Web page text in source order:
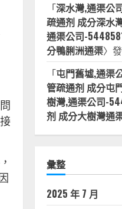
「深水灣,通渠公
疏通剂 成分深水
通渠公司-
分鴨脷洲通渠〉
「屯門舊墟,通渠
管疏通剂 成分屯
樹灣,通渠公司-
剂 成分大樹灣通
彙整
2025 年 7 月